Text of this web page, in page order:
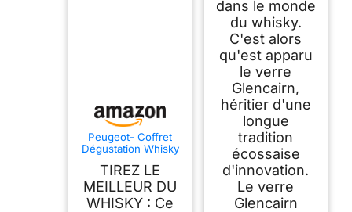
Peugeot- Coffret
Dégustation Whisky
- Verre à Whisky &
Socle Rafraîchissant
+ Sous-Verre - Idée
Cadeau Whisky,
Armagnac, Cognac
TIREZ LE
MEILLEUR DU
WHISKY : Ce
dans le monde
du whisky.
C'est alors
qu'est apparu
le verre
Glencairn,
héritier d'une
longue
tradition
écossaise
d'innovation.
Le verre
Glencairn